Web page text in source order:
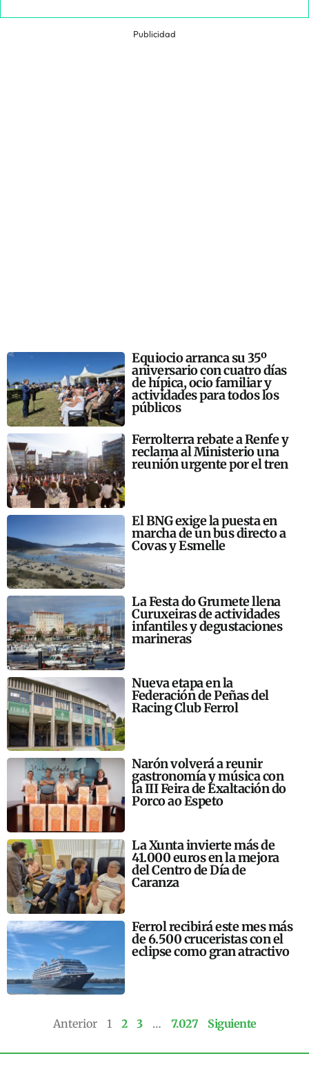
Publicidad
Equiocio arranca su 35º
aniversario con cuatro días
de hípica, ocio familiar y
actividades para todos los
públicos
Ferrolterra rebate a Renfe y
reclama al Ministerio una
reunión urgente por el tren
El BNG exige la puesta en
marcha de un bus directo a
Covas y Esmelle
La Festa do Grumete llena
Curuxeiras de actividades
infantiles y degustaciones
marineras
Nueva etapa en la
Federación de Peñas del
Racing Club Ferrol
Narón volverá a reunir
gastronomía y música con
la III Feira de Exaltación do
Porco ao Espeto
La Xunta invierte más de
41.000 euros en la mejora
del Centro de Día de
Caranza
Ferrol recibirá este mes más
de 6.500 cruceristas con el
eclipse como gran atractivo
Anterior 1 2 3 … 7.027 Siguiente